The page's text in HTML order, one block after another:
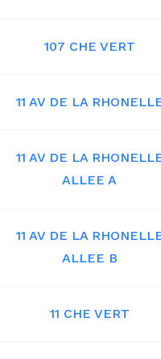
107 CHE VERT
11 AV DE LA
11 AV DE LA
ALLEE A
11 AV DE LA
ALLEE B
11 CHE VERT